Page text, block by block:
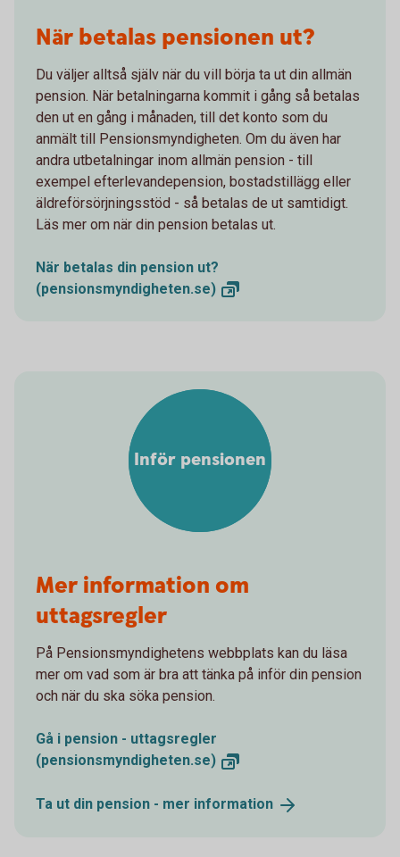
När betalas pensionen ut?
Du väljer alltså själv när du vill börja ta ut din allmän
pension. När betalningarna kommit i gång så betalas
den ut en gång i månaden, till det konto som du
anmält till Pensionsmyndigheten. Om du även har
andra utbetalningar inom allmän pension - till
exempel efterlevandepension, bostadstillägg eller
äldreförsörjningsstöd - så betalas de ut samtidigt.
Läs mer om när din pension betalas ut.
När betalas din pension ut?
(pensionsmyndigheten.se)
Inför pensionen
Mer information om
uttagsregler
På Pensionsmyndighetens webbplats kan du läsa
mer om vad som är bra att tänka på inför din pension
och när du ska söka pension.
Gå i pension - uttagsregler
(pensionsmyndigheten.se)
Ta ut din pension - mer information